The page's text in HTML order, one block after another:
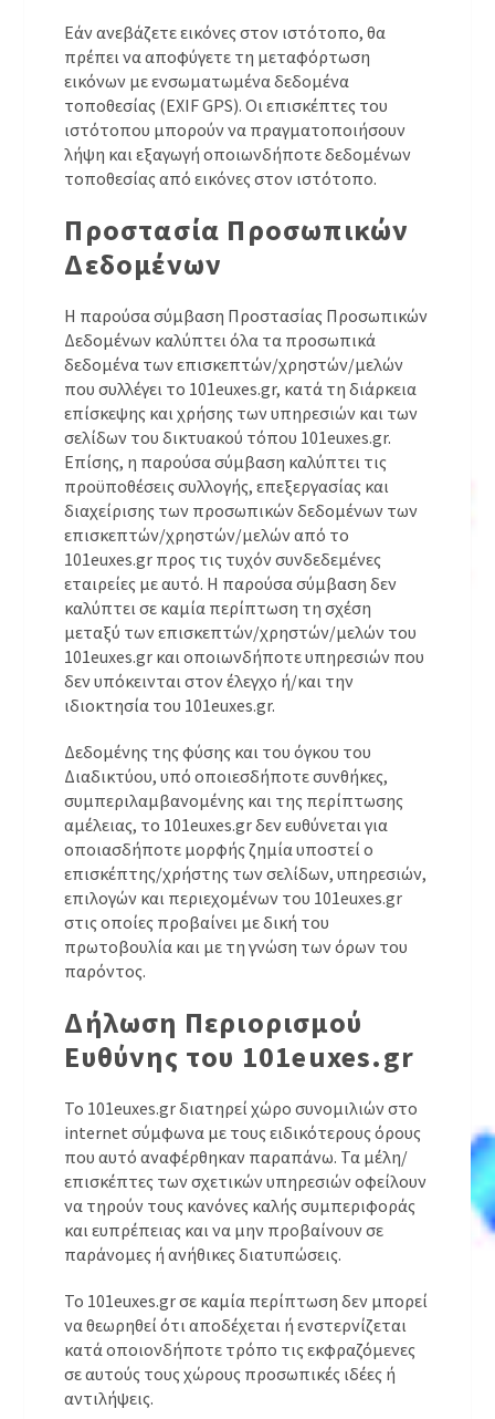
Εάν ανεβάζετε εικόνες στον ιστότοπο, θα
πρέπει να αποφύγετε τη μεταφόρτωση
εικόνων με ενσωματωμένα δεδομένα
τοποθεσίας (EXIF GPS). Οι επισκέπτες του
ιστότοπου μπορούν να πραγματοποιήσουν
λήψη και εξαγωγή οποιωνδήποτε δεδομένων
τοποθεσίας από εικόνες στον ιστότοπο.
Προστασία Προσωπικών
Δεδομένων
Η παρούσα σύμβαση Προστασίας Προσωπικών
Δεδομένων καλύπτει όλα τα προσωπικά
δεδομένα των επισκεπτών/χρηστών/μελών
που συλλέγει το 101euxes.gr, κατά τη διάρκεια
επίσκεψης και χρήσης των υπηρεσιών και των
σελίδων του δικτυακού τόπου 101euxes.gr.
Επίσης, η παρούσα σύμβαση καλύπτει τις
προϋποθέσεις συλλογής, επεξεργασίας και
διαχείρισης των προσωπικών δεδομένων των
επισκεπτών/χρηστών/μελών από το
101euxes.gr προς τις τυχόν συνδεδεμένες
εταιρείες με αυτό. Η παρούσα σύμβαση δεν
καλύπτει σε καμία περίπτωση τη σχέση
μεταξύ των επισκεπτών/χρηστών/μελών του
101euxes.gr και οποιωνδήποτε υπηρεσιών που
δεν υπόκεινται στον έλεγχο ή/και την
ιδιοκτησία του 101euxes.gr.
Δεδομένης της φύσης και του όγκου του
Διαδικτύου, υπό οποιεσδήποτε συνθήκες,
συμπεριλαμβανομένης και της περίπτωσης
αμέλειας, το 101euxes.gr δεν ευθύνεται για
οποιασδήποτε μορφής ζημία υποστεί ο
επισκέπτης/χρήστης των σελίδων, υπηρεσιών,
επιλογών και περιεχομένων του 101euxes.gr
στις οποίες προβαίνει με δική του
πρωτοβουλία και με τη γνώση των όρων του
παρόντος.
Δήλωση Περιορισμού
Ευθύνης του 101euxes.gr
Το 101euxes.gr διατηρεί χώρο συνομιλιών στο
internet σύμφωνα με τους ειδικότερους όρους
που αυτό αναφέρθηκαν παραπάνω. Τα μέλη/
επισκέπτες των σχετικών υπηρεσιών οφείλουν
να τηρούν τους κανόνες καλής συμπεριφοράς
και ευπρέπειας και να μην προβαίνουν σε
παράνομες ή ανήθικες διατυπώσεις.
Το 101euxes.gr σε καμία περίπτωση δεν μπορεί
να θεωρηθεί ότι αποδέχεται ή ενστερνίζεται
κατά οποιονδήποτε τρόπο τις εκφραζόμενες
σε αυτούς τους χώρους προσωπικές ιδέες ή
αντιλήψεις.